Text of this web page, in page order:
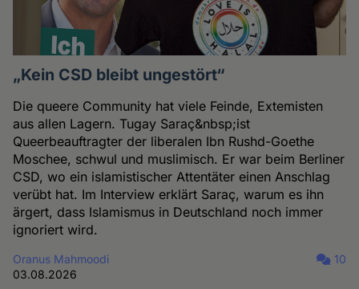
„Kein CSD bleibt ungestört“
Die queere Community hat viele Feinde, Extemisten
aus allen Lagern. Tugay Saraç&nbsp;ist
Queerbeauftragter der liberalen Ibn Rushd-Goethe
Moschee, schwul und muslimisch. Er war beim Berliner
CSD, wo ein islamistischer Attentäter einen Anschlag
verübt hat. Im Interview erklärt Saraç, warum es ihn
ärgert, dass Islamismus in Deutschland noch immer
ignoriert wird.
Oranus Mahmoodi
03.08.2026
10